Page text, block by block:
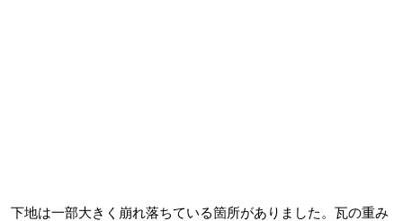
下地は一部大きく崩れ落ちている箇所がありました。瓦の重み